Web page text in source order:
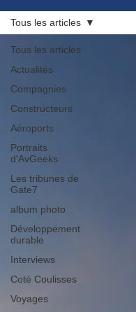
Tous les articles
Actualités
Compagnies
Constructeurs
Aéroports
Portraits
d'AvGeeks
Les tribunes de
Gate7
album photo
Développement
durable
Interviews
Coté Coulisses
Voyages
Tous les articles